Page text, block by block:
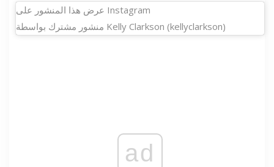
عرض هذا المنشور على Instagram
منشور مشترك بواسطة Kelly Clarkson (kellyclarkson)
ad